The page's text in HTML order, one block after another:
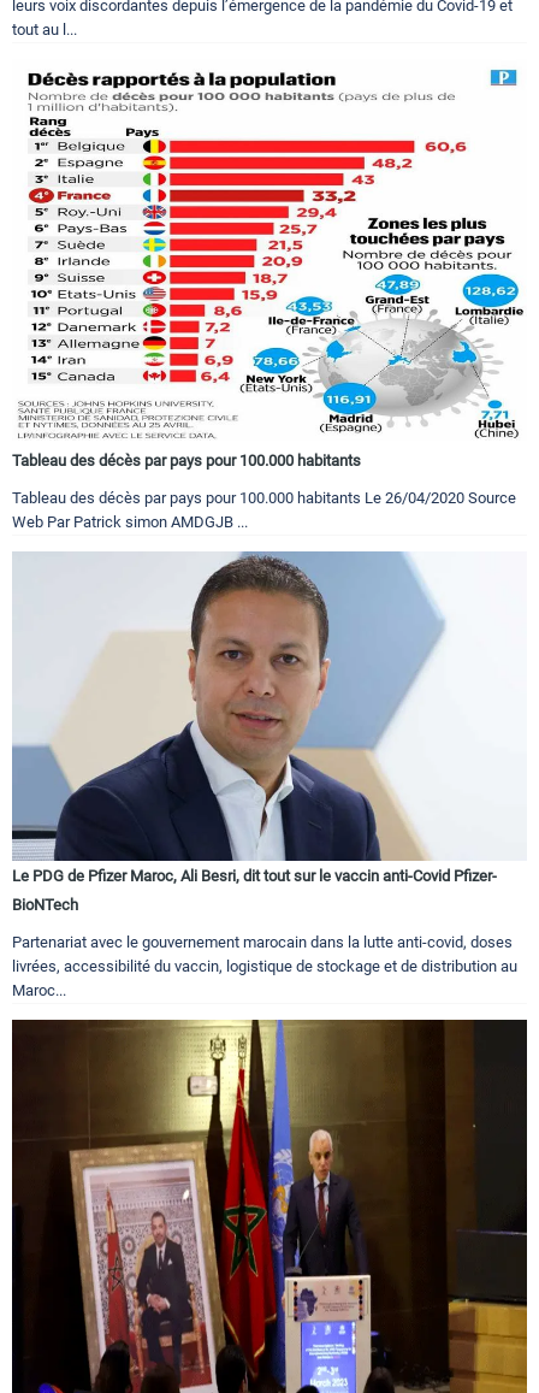
leurs voix discordantes depuis l’émergence de la pandémie du Covid-19 et
tout au l...
Tableau des décès par pays pour 100.000 habitants
Tableau des décès par pays pour 100.000 habitants Le 26/04/2020 Source
Web Par Patrick simon AMDGJB ...
Le PDG de Pfizer Maroc, Ali Besri, dit tout sur le vaccin anti-Covid Pfizer-
BioNTech
Partenariat avec le gouvernement marocain dans la lutte anti-covid, doses
livrées, accessibilité du vaccin, logistique de stockage et de distribution au
Maroc...